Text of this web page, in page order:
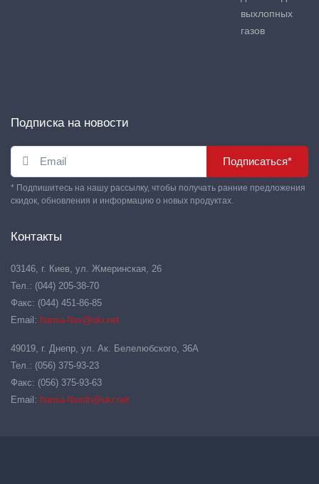
выхлопных
газов
Подписка на новости
Подписаться*
* Подпишитесь на нашу рассылку, чтобы получать ранние предложения
скидок, обновления и информацию о новых продуктах.
Контакты
03146, г. Киев, ул. Жмеринская, 26
Тел.: (044) 205-38-70
Факс: (044) 451-86-85
Email: hansa-flex@ukr.net
49019, г. Днепр, ул. Ак. Белелюбского, 36А
Тел.: (056) 375-93-23
Факс: (056) 375-93-63
Email: hansa-flexdn@ukr.net